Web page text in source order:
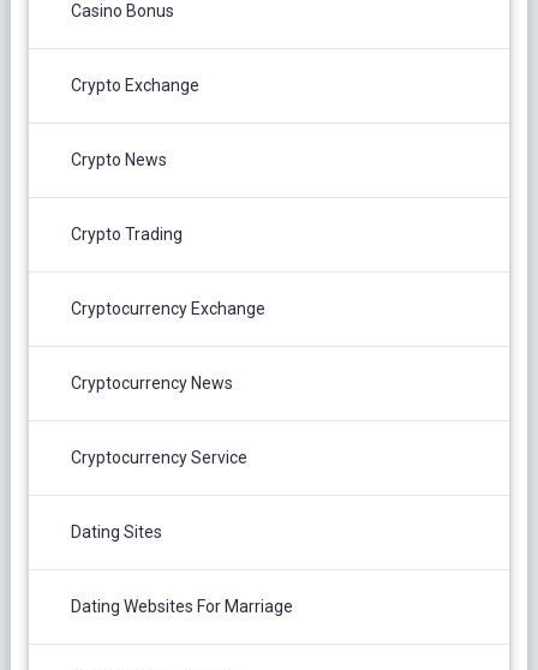
Casino Bonus
Crypto Exchange
Crypto News
Crypto Trading
Cryptocurrency Exchange
Cryptocurrency News
Cryptocurrency Service
Dating Sites
Dating Websites For Marriage